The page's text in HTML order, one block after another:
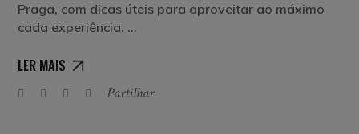
Praga, com dicas úteis para aproveitar ao máximo
cada experiência.
LER MAIS
Partilhar